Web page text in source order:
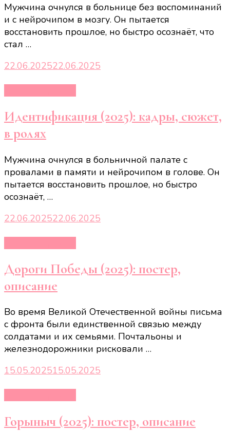
Мужчина очнулся в больнице без воспоминаний
и с нейрочипом в мозгу. Он пытается
восстановить прошлое, но быстро осознаёт, что
стал …
22.06.202522.06.2025
Идентификация (2025): кадры, сюжет,
в ролях
Мужчина очнулся в больничной палате с
провалами в памяти и нейрочипом в голове. Он
пытается восстановить прошлое, но быстро
осознаёт, …
22.06.202522.06.2025
Дороги Победы (2025): постер,
описание
Во время Великой Отечественной войны письма
с фронта были единственной связью между
солдатами и их семьями. Почтальоны и
железнодорожники рисковали …
15.05.202515.05.2025
Горыныч (2025): постер, описание